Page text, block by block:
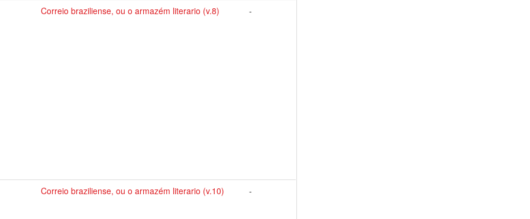
Correio braziliense, ou o armazém literario (v.8) -
Correio braziliense, ou o armazém literario (v.10) -